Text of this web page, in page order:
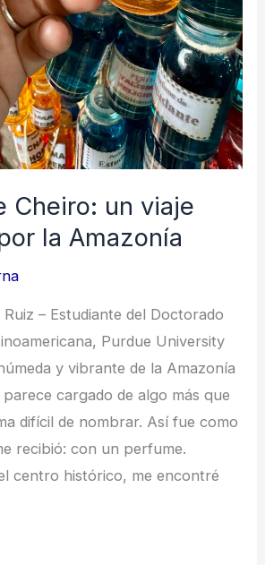
Cheiro: un viaje
la Amazonía
– Estudiante del Doctorado
Purdue University
y vibrante de la Amazonía
cargado de algo más que
difícil de nombrar. Así fue como
recibió: con un perfume.
centro histórico, me encontré